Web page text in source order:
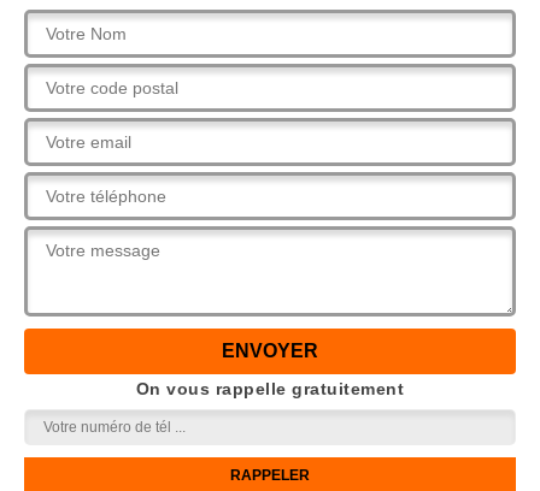
On vous rappelle gratuitement